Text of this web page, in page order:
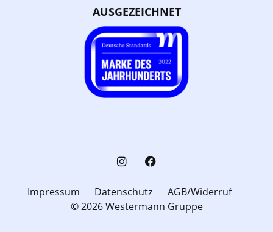
AUSGEZEICHNET
Impressum Datenschutz
AGB/Widerruf
© 2026 Westermann Gruppe